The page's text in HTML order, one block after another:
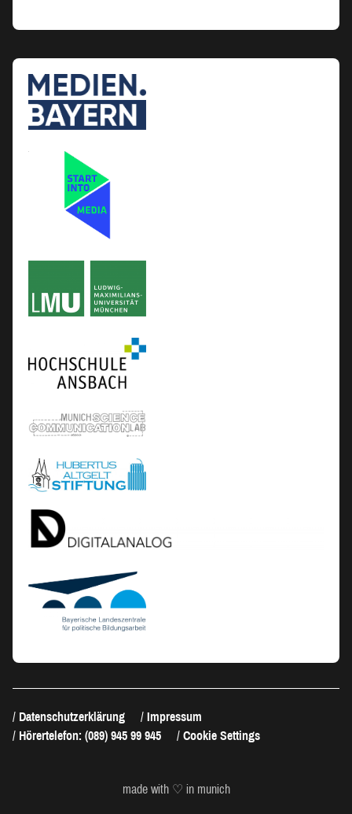
Datenschutzerklärung
Impressum
Hörertelefon: (089) 945 99 945
Cookie Settings
made with ♡ in munich